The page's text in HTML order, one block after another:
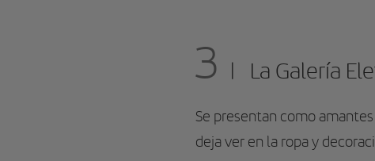
3 La Galería
Se presentan como
deja ver en la ropa y